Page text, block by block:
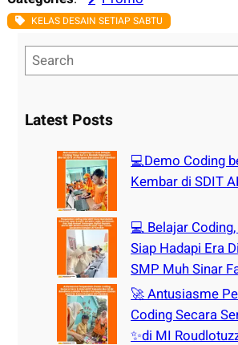
KELAS DESAIN SETIAP SABTU
e
r
Latest Posts
💻Demo Coding
Kembar di SDIT
💻 Belajar
Siap Hadapi Era
SMP Muh Sinar
🚀 Antusiasme
Coding Secara
✨di MI